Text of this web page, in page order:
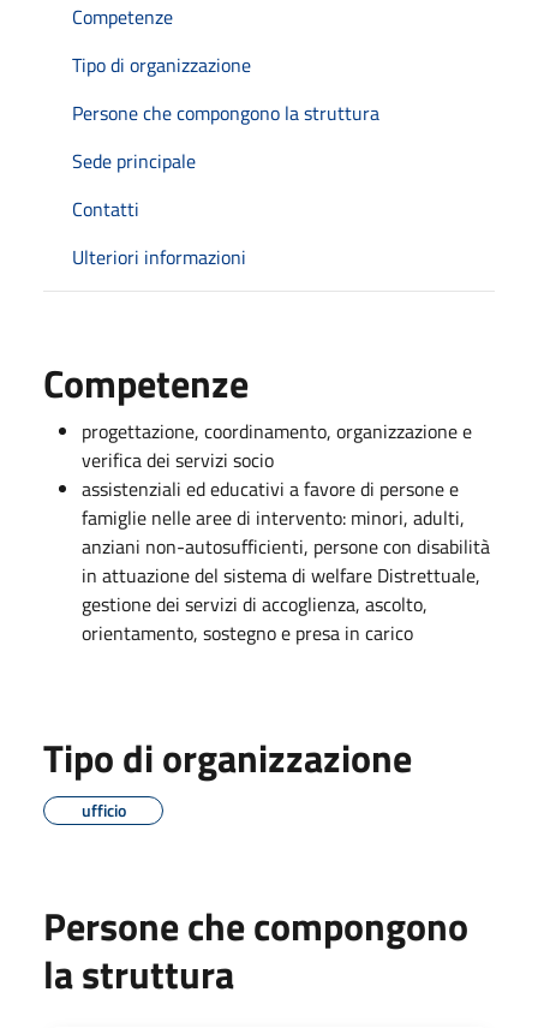
Competenze
Tipo di organizzazione
Persone che compongono la struttura
Sede principale
Contatti
Ulteriori informazioni
Competenze
progettazione, coordinamento, organizzazione e
verifica dei servizi socio
assistenziali ed educativi a favore di persone e
famiglie nelle aree di intervento: minori, adulti,
anziani non-autosufficienti, persone con disabilità
in attuazione del sistema di welfare Distrettuale,
gestione dei servizi di accoglienza, ascolto,
orientamento, sostegno e presa in carico
Tipo di organizzazione
ufficio
Persone che compongono
la struttura